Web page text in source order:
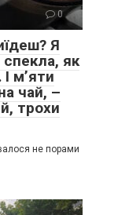
0
Я
спекла, як
м’яти
чай, –
трохи
не порами